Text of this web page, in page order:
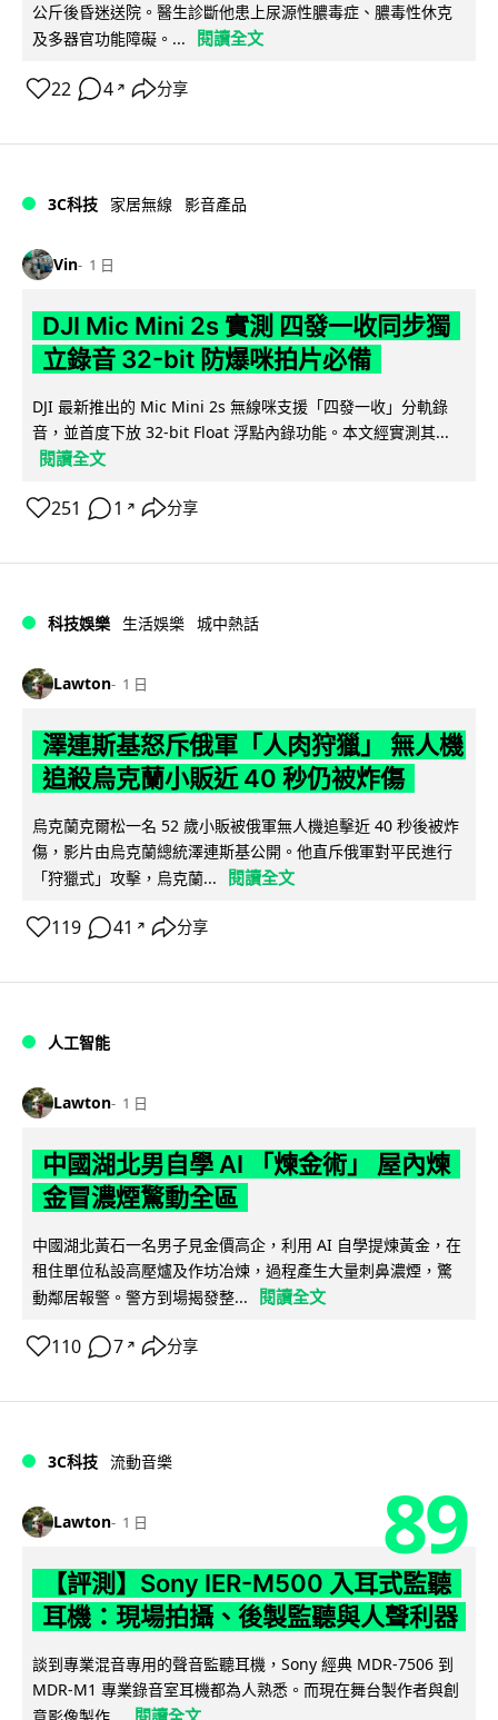
公斤後昏迷送院。醫生診斷他患上尿源性膿毒症、膿毒性休克
及多器官功能障礙。...
閱讀全文
22 4 ↗ 分享
3C科技 家居無線 影音產品
Vin 1 日
DJI Mic Mini 2s 實測 四發一收同步獨
立錄音 32-bit 防爆咪拍片必備
DJI 最新推出的 Mic Mini 2s 無線咪支援「四發一收」分軌錄
音，並首度下放 32-bit Float 浮點內錄功能。本文經實測其...
閱讀全文
251 1 ↗ 分享
科技娛樂 生活娛樂 城中熱話
Lawton 1 日
澤連斯基怒斥俄軍「人肉狩獵」 無人機
追殺烏克蘭小販近 40 秒仍被炸傷
烏克蘭克爾松一名 52 歲小販被俄軍無人機追擊近 40 秒後被炸
傷，影片由烏克蘭總統澤連斯基公開。他直斥俄軍對平民進行
「狩獵式」攻擊，烏克蘭...
閱讀全文
119 41 ↗ 分享
人工智能
Lawton 1 日
中國湖北男自學 AI 「煉金術」 屋內煉
金冒濃煙驚動全區
中國湖北黃石一名男子見金價高企，利用 AI 自學提煉黃金，在
租住單位私設高壓爐及作坊冶煉，過程產生大量刺鼻濃煙，驚
動鄰居報警。警方到場揭發整...
閱讀全文
110 7 ↗ 分享
3C科技 流動音樂
Lawton 1 日 89
【評測】Sony IER-M500 入耳式監聽
耳機：現場拍攝、後製監聽與人聲利器
談到專業混音專用的聲音監聽耳機，Sony 經典 MDR-7506 到
MDR-M1 專業錄音室耳機都為人熟悉。而現在舞台製作者與創
閱讀全文